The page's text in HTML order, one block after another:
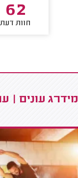
62
חוות דעת
מידרג עונים |